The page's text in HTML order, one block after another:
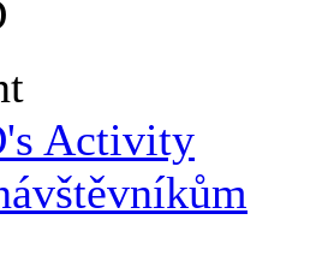
Activity